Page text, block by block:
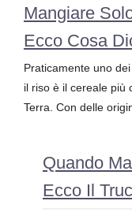
Mangiare
Ecco Cosa
Praticamente uno
il riso è il cereale più
Terra. Con delle
Quando
Ecco Il